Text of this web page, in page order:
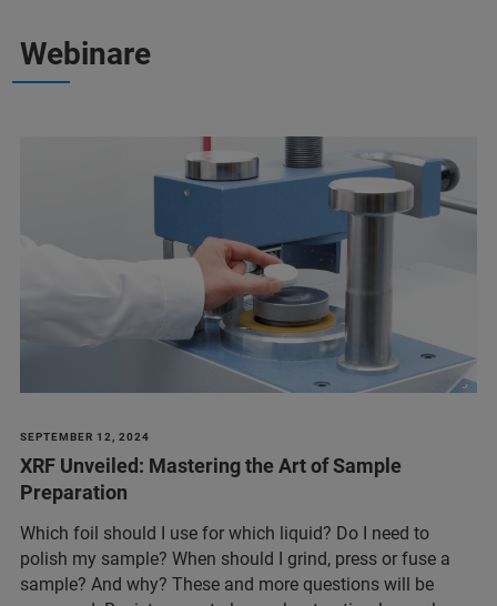
Webinare
SEPTEMBER 12, 2024
XRF Unveiled: Mastering the Art of Sample
Preparation
Which foil should I use for which liquid? Do I need to
polish my sample? When should I grind, press or fuse a
sample? And why? These and more questions will be